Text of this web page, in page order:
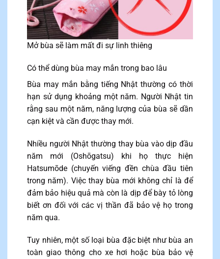
Mở bùa sẽ làm mất đi sự linh thiêng
Có thể dùng bùa may mắn trong bao lâu
Bùa may mắn bằng tiếng Nhật thường có thời
hạn sử dụng khoảng một năm. Người Nhật tin
rằng sau một năm, năng lượng của bùa sẽ dần
cạn kiệt và cần được thay mới.
Nhiều người Nhật thường thay bùa vào dịp đầu
năm mới (Oshōgatsu) khi họ thực hiện
Hatsumōde (chuyến viếng đền chùa đầu tiên
trong năm). Việc thay bùa mới không chỉ là để
đảm bảo hiệu quả mà còn là dịp để bày tỏ lòng
biết ơn đối với các vị thần đã bảo vệ họ trong
năm qua.
Tuy nhiên, một số loại bùa đặc biệt như bùa an
toàn giao thông cho xe hơi hoặc bùa bảo vệ